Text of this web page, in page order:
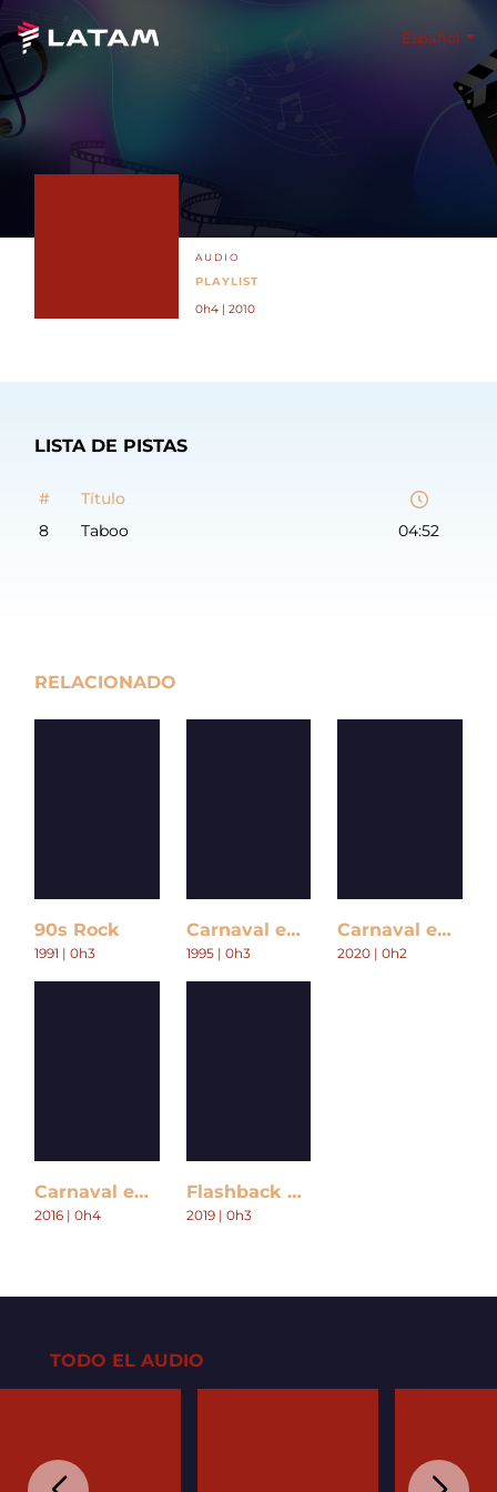
Español
AUDIO
PLAYLIST
0h4 | 2010
LISTA DE PISTAS
#
Título
8
Taboo 04:52
RELACIONADO
90s Rock
1991 | 0h3
Carnaval en Argentina
1995 | 0h3
Carnaval en Chile
2020 | 0h2
Carnaval en Colombia
2016 | 0h4
Flashback Hits
2019 | 0h3
TODO EL AUDIO